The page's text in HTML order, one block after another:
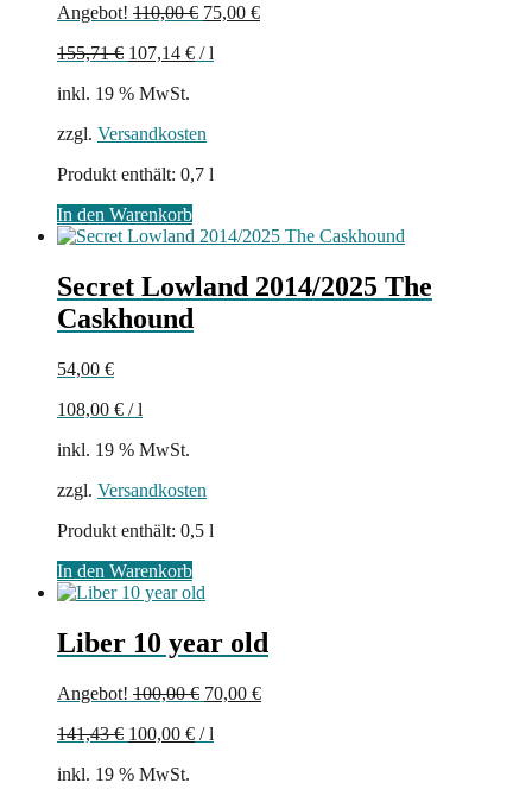
Angebot! 110,00€ Ursprünglicher
war:
75,00 €Aktueller
155,71€ 107,14 € /l
inkl. 19 % MwSt.
zzgl. Versandkosten
Produkt enthält: 0,7 l
In den Warenkorb
Secret Lowland 2014/2025 The
Caskhound
54,00 €
108,00 € /l
inkl. 19 % MwSt.
zzgl. Versandkosten
Produkt enthält: 0,5 l
In den Warenkorb
Liber 10 year old
Angebot! 100,00€ Ursprünglicher
war:
70,00 €Aktueller
141,43€ 100,00 € /l
inkl. 19 % MwSt.